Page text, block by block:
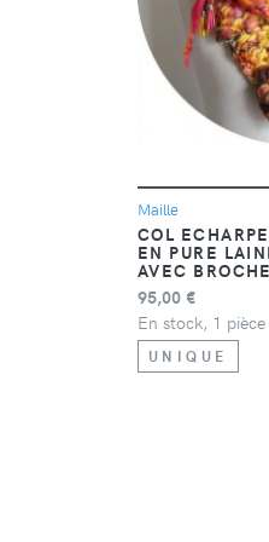
Maille
COL
EN PURE
AVEC
95,00 €
En stock, 1
UNIQUE